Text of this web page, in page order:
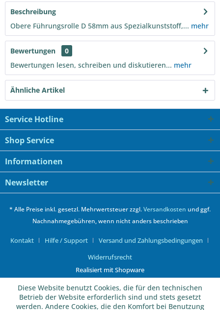
Beschreibung
Obere Führungsrolle D 58mm aus Spezialkunststoff,... mehr
Bewertungen
0
Bewertungen lesen, schreiben und diskutieren... mehr
Ähnliche Artikel
Service Hotline
Shop Service
Informationen
Newsletter
* Alle Preise inkl. gesetzl. Mehrwertsteuer zzgl.Versandkosten und ggf.
Nachnahmegebühren, wenn nicht anders beschrieben
Kontakt Hilfe / Support
Versand und Zahlungsbedingungen
Widerrufsrecht
Realisiert mit Shopware
Diese Website benutzt Cookies, die für den technischen
Betrieb der Website erforderlich sind und stets gesetzt
werden. Andere Cookies, die den Komfort bei Benutzung